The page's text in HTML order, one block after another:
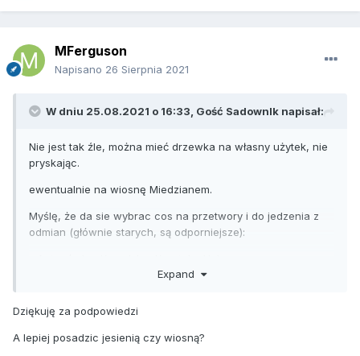
jest ładna i nie ma mszycy na drzewach (Idared duzo
MFerguson
Napisano 26 Sierpnia 2021
W dniu 25.08.2021 o 16:33, Gość SadownIk napisał:
Nie jest tak źle, można mieć drzewka na własny użytek, nie
pryskając.
ewentualnie na wiosnę Miedzianem.
Myślę, że da sie wybrac cos na przetwory i do jedzenia z
odmian (głównie starych, są odporniejsze):
Ziemia jak jest w miarę dobra to posadzić w duże dołki, dać
też wsypać ziemi kompostowej.
Expand
Dziękuję za podpowiedzi
A lepiej posadzic jesienią czy wiosną?